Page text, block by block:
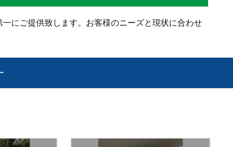
にご提供致します。お客様のニーズと現状に合わせ